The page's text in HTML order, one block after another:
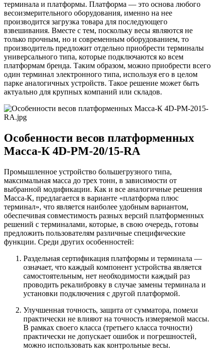
терминала и платформы. Платформа — это основа любого
весоизмерительного оборудования, именно на нее
производится загрузка товара для последующего
взвешивания. Вместе с тем, поскольку весы являются не
только прочным, но и современным оборудованием, то
производитель предложит отдельно приобрести терминалы
универсального типа, которые подключаются ко всем
платформам бренда. Таким образом, можно приобрести всего
один терминал электронного типа, используя его в целом
парке аналогичных устройств. Такое решение может быть
актуально для крупных компаний или складов.
Особенности весов платформенных
Масса-К 4D-PM-20/15-RA
Промышленное устройство большегрузного типа,
максимальная масса до трех тонн, в зависимости от
выбранной модификации. Как и все аналогичные решения
Масса-К, предлагается в варианте «платформа плюс
терминал», что является наиболее удобным вариантом,
обеспечивая совместимость разных версий платформенных
решений с терминалами, которые, в свою очередь, готовы
предложить пользователям различные специфические
функции. Среди других особенностей:
Раздельная сертификация платформы и терминала —
означает, что каждый компонент устройства является
самостоятельным, нет необходимости каждый раз
проводить рекалибровку в случае замены терминала и
установки подключения с другой платформой.
Улучшенная точность, защита от сумматора, помехи
практически не влияют на точность измеряемой массы.
В рамках своего класса (третьего класса точности)
практически не допускает ошибок и погрешностей,
можно использовать как контрольные весы.